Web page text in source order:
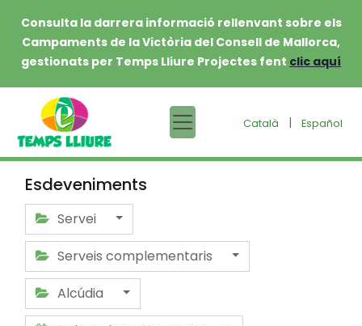
Consulta la darrera informació rellenvant sobre els
Campaments de la Victòria del Consell de Mallorca,
gestionats per Temps Lliure Projectes fent clic aquí
Català | Español
Esdeveniments
Servei
Serveis complementaris
Alcúdia